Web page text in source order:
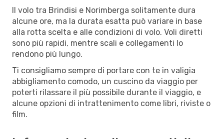
Il volo tra Brindisi e Norimberga solitamente dura
alcune ore, ma la durata esatta può variare in base
alla rotta scelta e alle condizioni di volo. Voli diretti
sono più rapidi, mentre scali e collegamenti lo
rendono più lungo.
Ti consigliamo sempre di portare con te in valigia
abbigliamento comodo, un cuscino da viaggio per
poterti rilassare il più possibile durante il viaggio, e
alcune opzioni di intrattenimento come libri, riviste o
film.